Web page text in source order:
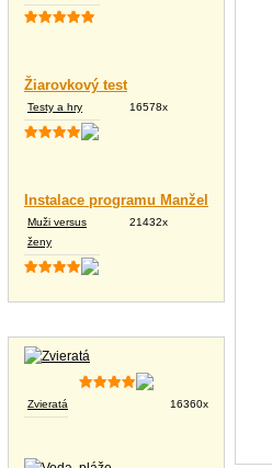
Žiarovkový test
Testy a hry 16578x
Instalace programu Manžel
Muži versus
ženy
21432x
Zvieratá 16360x